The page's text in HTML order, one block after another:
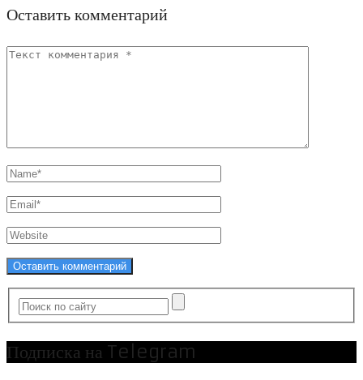
Оставить комментарий
Подписка на Telegram